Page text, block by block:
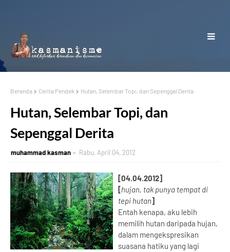
Beranda Cerita Pendek Hutan, Selembar Topi, dan Sepenggal Derita
Hutan, Selembar Topi, dan
Sepenggal Derita
muhammad kasman Rabu, April 04, 2012
[04.04.2012]
[hujan, tak punya tempat di
tepi hutan]
Entah kenapa, aku lebih
memilih hutan daripada hujan,
dalam mengekspresikan
suasana hatiku yang lagi